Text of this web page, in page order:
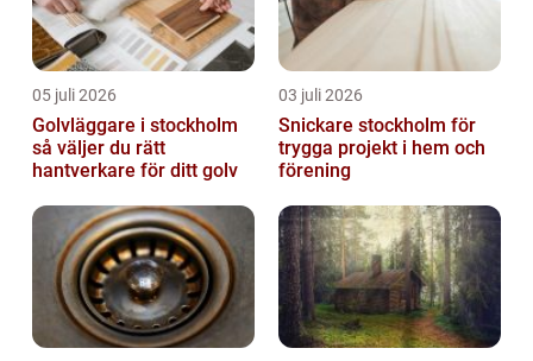
05 juli 2026
Golvläggare i stockholm
så väljer du rätt
hantverkare för ditt golv
03 juli 2026
Snickare stockholm för
trygga projekt i hem och
förening